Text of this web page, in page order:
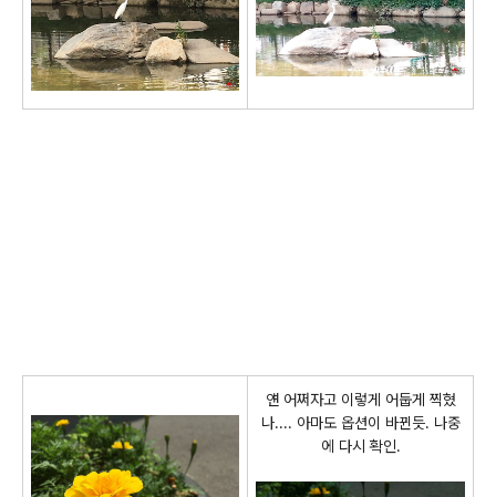
얜 어쩌자고 이렇게 어둡게 찍혔
나.... 아마도 옵션이 바뀐듯. 나중
에 다시 확인.